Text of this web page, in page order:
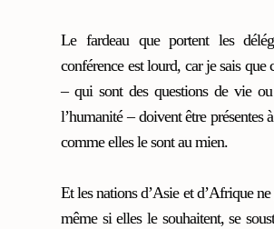
Le fardeau que portent les
conférence est lourd, car je sais que
– qui sont des questions de vie
l’humanité – doivent être présentes
comme elles le sont au mien.
Et les nations d’Asie et d’Afrique ne
même si elles le souhaitent, se